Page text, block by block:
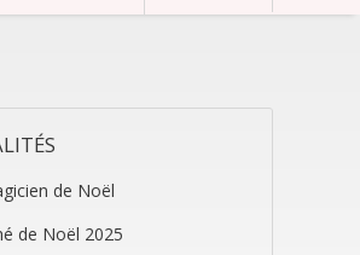
de Noël
de Noël 2025